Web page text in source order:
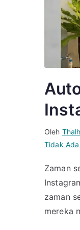
Oleh
Tidak
Zaman
zaman
mereka